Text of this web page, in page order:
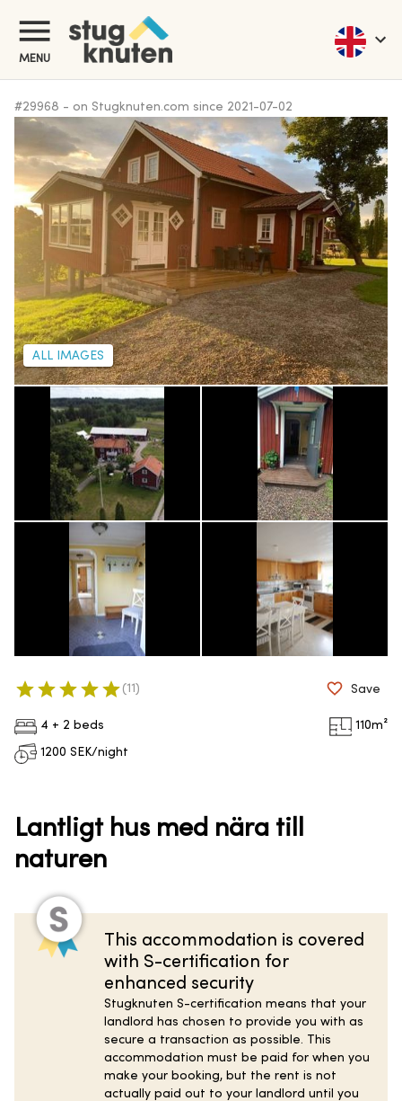
MENU
#29968 - on Stugknuten.com since 2021-07-02
ALL IMAGES
4 + 2 beds 110m²
1200 SEK/night
( 11 ) Save
Lantligt hus med nära till
naturen
This accommodation is covered
with S-certification for
enhanced security
Stugknuten S-certification means that your
landlord has chosen to provide you with as
secure a transaction as possible. This
accommodation must be paid for when you
make your booking, but the rent is not
actually paid out to your landlord until you